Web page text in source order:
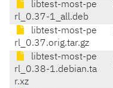
libtest-most-pe
rl_0.37-1_all.deb
libtest-most-pe
rl_0.37.orig.tar.gz
libtest-most-pe
rl_0.38-1.debian.ta
r.xz